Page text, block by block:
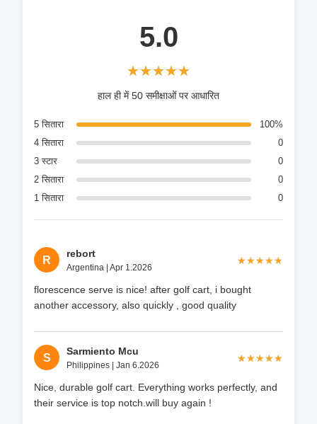
5.0
★★★★★
★★★★★
हाल ही में 50 समीक्षाओं पर आधारित
5 सितारा
100%
4 सितारा
0
3 स्टार
0
2 सितारा
0
1 सितारा
0
R
rebort
Argentina | Apr 1.2026
★★★★★
★★★★★
florescence serve is nice! after golf cart, i bought
another accessory, also quickly , good quality
S
Sarmiento Mcu
Philippines | Jan 6.2026
★★★★★
★★★★★
Nice, durable golf cart. Everything works perfectly, and
their service is top notch.will buy again !